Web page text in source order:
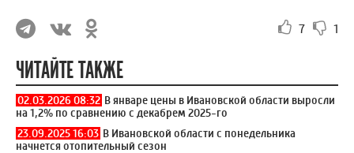
7 1
ЧИТАЙТЕ ТАКЖЕ
02.03.2026 08:32 В январе цены в Ивановской области выросли
на 1,2% по сравнению с декабрем 2025-го
23.09.2025 16:03 В Ивановской области с понедельника
начнется отопительный сезон